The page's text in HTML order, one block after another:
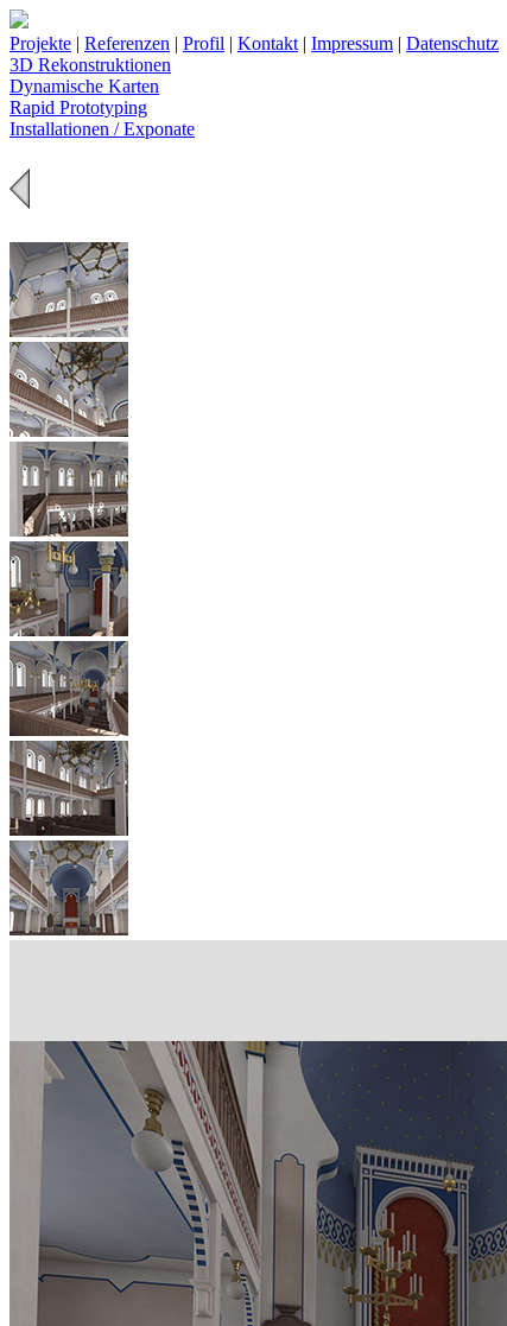
Projekte | Referenzen | Profil | Kontakt | Impressum | Datenschutz
3D Rekonstruktionen
Dynamische Karten
Rapid Prototyping
Installationen / Exponate